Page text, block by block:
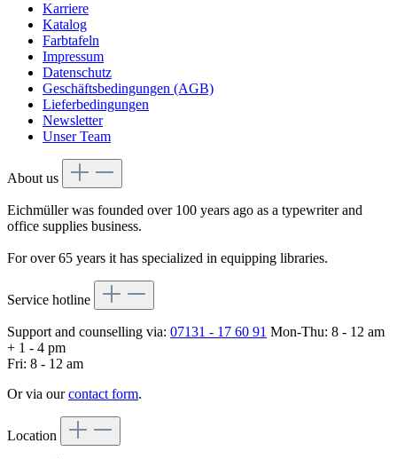
Karriere
Katalog
Farbtafeln
Impressum
Datenschutz
Geschäftsbedingungen (AGB)
Lieferbedingungen
Newsletter
Unser Team
About us
Eichmüller was founded over 100 years ago as a typewriter and
office supplies business.
For over 65 years it has specialized in equipping libraries.
Service hotline
Support and counselling via: 07131 - 17 60 91 Mon-Thu: 8 - 12 am
+ 1 - 4 pm
Fri: 8 - 12 am
Or via ourcontact form.
Location